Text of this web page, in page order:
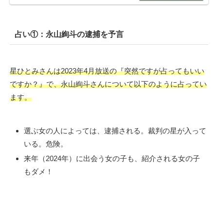
占い①：永山絢斗の逮捕を予言
星ひとみさんは2023年4月放送の『突然ですが占ってもいい
ですか？』で、永山絢斗さんについて以下のように占ってい
ます。
選ぶ女の人によっては、逮捕される。裁判の星が入って
いる。危険。
来年（2024年）に出会う女の子も、紹介される女の子
もダメ！